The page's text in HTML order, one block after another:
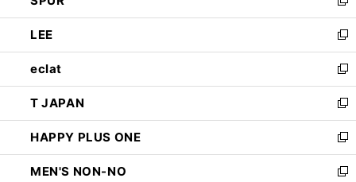
開
く
ウ
で
開
く
ン
ド
ウ
で
開
く
い
ウ
ィ
ン
ド
ウ
で
開
く
新
し
い
ウ
ィ
ン
ド
ウ
で
開
く
LEE
新
し
い
ウ
ィ
ン
ド
ウ
で
eclat
新
し
い
ウ
ィ
ン
ド
T JAPAN
新
し
い
ウ
ィ
HAPPY PLUS ONE
新
し
い
MEN'S NON-NO
新